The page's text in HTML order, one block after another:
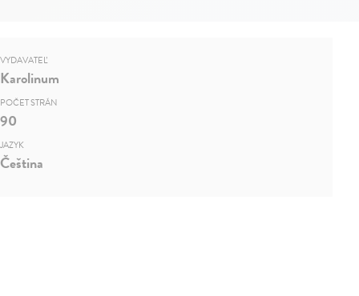
VYDAVATEĽ
Karolinum
POČET STRÁN
90
JAZYK
Čeština